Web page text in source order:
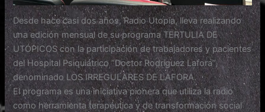
Desde hace casi dos años, Radio Utopía, lleva realizando
una edición mensual de su programa TERTULIA DE
UTÓPICOS con la participación de trabajadores y pacientes
del Hospital Psiquiátrico “Doctor Rodríguez Lafora”,
denominado LOS IRREGULARES DE LAFORA.
El programa es una iniciativa pionera que utiliza la radio
como herramienta terapéutica y de transformación social